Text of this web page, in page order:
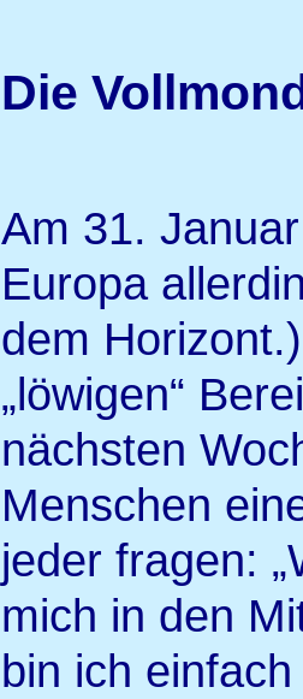
Die
Am 31.
Europa
dem
„löwigen“
nächsten
Menschen
jeder fragen:
mich in den
bin ich